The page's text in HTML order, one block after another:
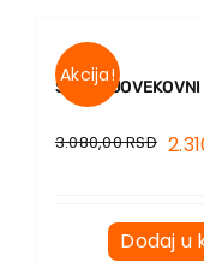
Akcija!
SREDNJOVEKOVNI
3.080,00RSD
Dodaj u